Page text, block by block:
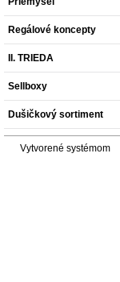
Regálové koncepty
II. TRIEDA
Sellboxy
Dušičkový sortiment
Vytvorené systémom